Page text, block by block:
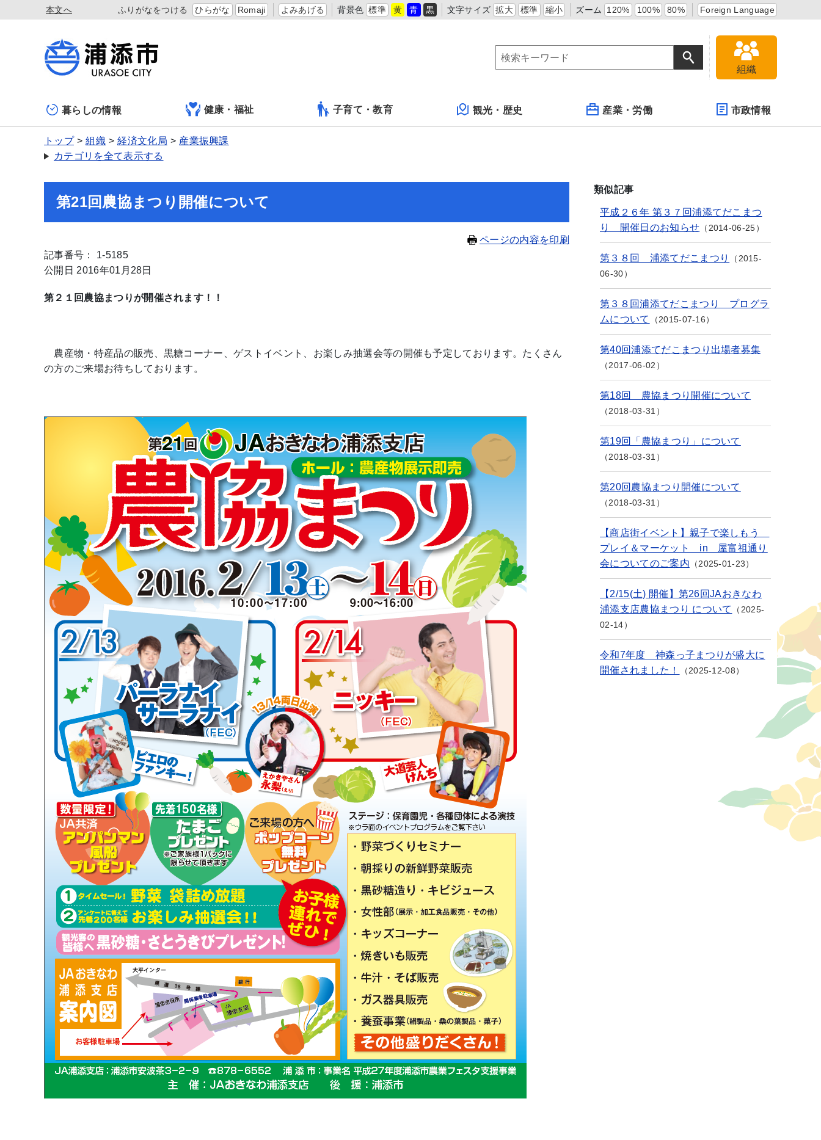
本文へ ふりがなをつける ひらがな Romaji よみあげる 背景色 標準 黄 青 黒 文字サイズ 拡大 標準 縮小 ズーム 120% 100% 80% Foreign Language
組織
暮らしの情報 健康・福祉 子育て・教育 観光・歴史 産業・労働 市政情報
トップ 組織 経済文化局
産業振興課
カテゴリを全て表示する
第21回農協まつり開催について
ページの内容を印刷
記事番号： 1-5185
公開日 2016年01月28日
第２１回農協まつりが開催されます！！
農産物・特産品の販売、黒糖コーナー、ゲストイベント、お楽しみ抽選会等の開催も予定しております。たくさん
の方のご来場お待ちしております。
類似記事
平成２６年 第３７回浦添てだこまつ
り 開催日のお知らせ
2014-06-25
第３８回 浦添てだこまつり
2015-
06-30
第３８回浦添てだこまつり プログラ
ムについて
2015-07-16
第40回浦添てだこまつり出場者募集
2017-06-02
第18回 農協まつり開催について
2018-03-31
第19回「農協まつり」について
2018-03-31
第20回農協まつり開催について
2018-03-31
【商店街イベント】親子で楽しもう
プレイ＆マーケット in 屋富祖通り
会についてのご案内
2025-01-23
【2/15(土) 開催】第26回JAおきなわ
浦添支店農協まつり について
2025-
02-14
令和7年度 神森っ子まつりが盛大に
開催されました！
2025-12-08